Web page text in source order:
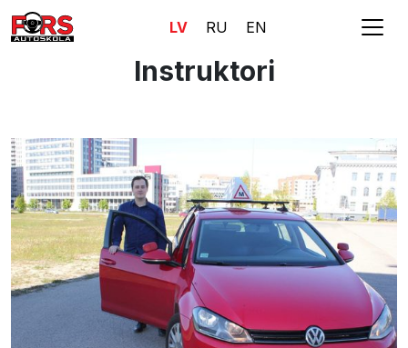
LV RU EN
Instruktori